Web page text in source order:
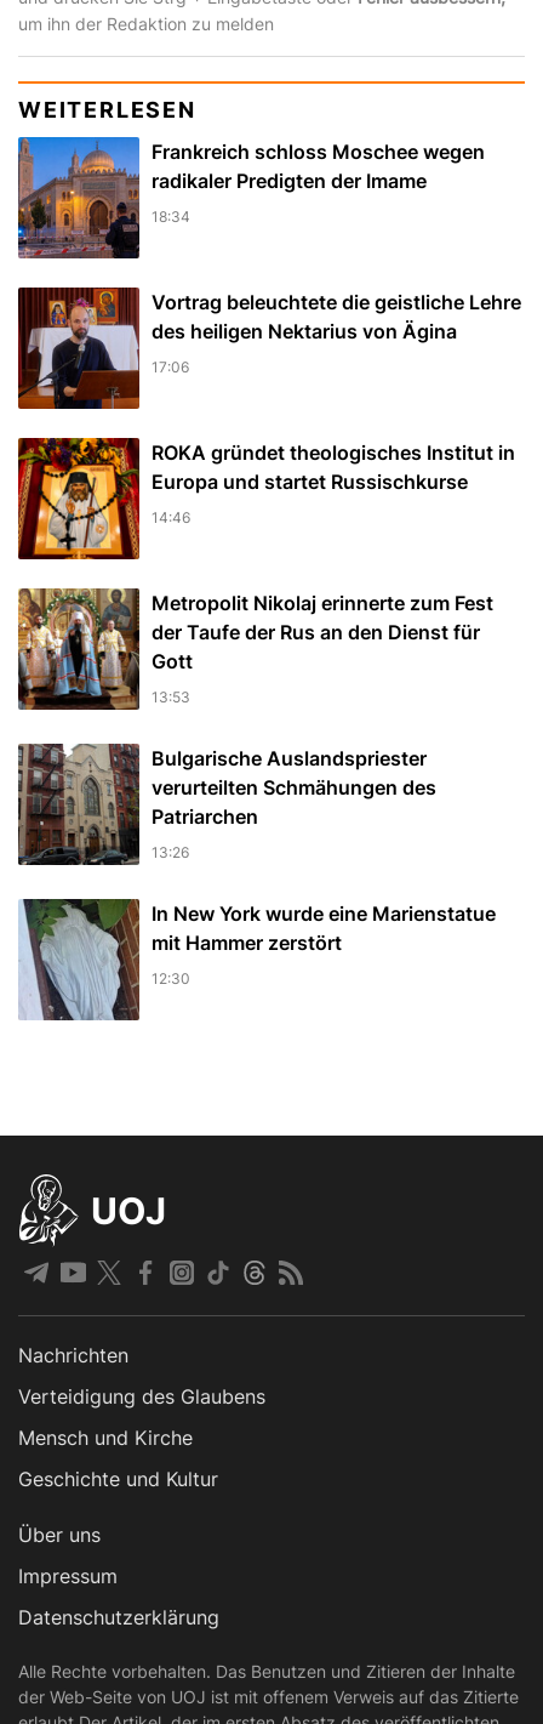
um ihn der Redaktion zu melden
WEITERLESEN
Frankreich schloss Moschee wegen
radikaler Predigten der Imame
18:34
Vortrag beleuchtete die geistliche Lehre
des heiligen Nektarius von Ägina
17:06
ROKA gründet theologisches Institut in
Europa und startet Russischkurse
14:46
Metropolit Nikolaj erinnerte zum Fest
der Taufe der Rus an den Dienst für
Gott
13:53
Bulgarische Auslandspriester
verurteilten Schmähungen des
Patriarchen
13:26
In New York wurde eine Marienstatue
mit Hammer zerstört
12:30
UOJ
Nachrichten
Verteidigung des Glaubens
Mensch und Kirche
Geschichte und Kultur
Über uns
Impressum
Datenschutzerklärung
Alle Rechte vorbehalten. Das Benutzen und Zitieren der Inhalte
der Web-Seite von UOJ ist mit offenem Verweis auf das Zitierte